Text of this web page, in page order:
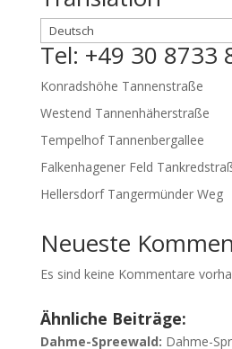
Tel: +49 30 8733
Konradshöhe Tannenstraße
Westend Tannenhäherstraße
Tempelhof Tannenbergallee
Falkenhagener Feld
Hellersdorf Tangermünder Weg
Neueste
Es sind keine Kommentare
Ähnliche Beiträge:
Dahme-Spreewald: Dahme-